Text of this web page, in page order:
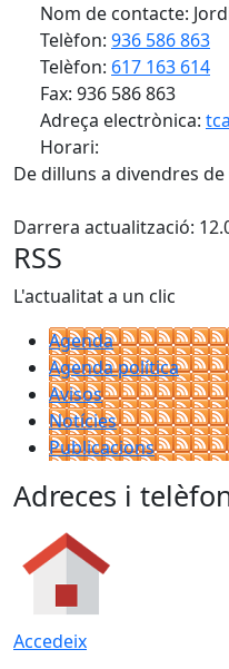
Nom de contacte:
Telèfon: 936 586 863
Telèfon: 617 163 614
Fax: 936 586 863
Adreça electrònica:
Horari:
De dilluns a divendres de
Darrera actualització:
RSS
L'actualitat a un clic
Agenda
Agenda política
Avisos
Notícies
Publicacions
Adreces i
Accedeix